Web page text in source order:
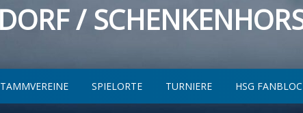
/
SPIELORTE TURNIERE HSG